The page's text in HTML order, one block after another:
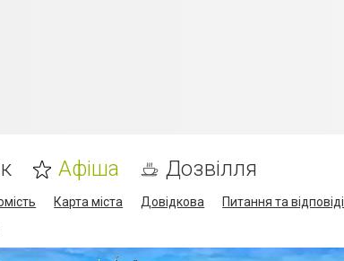
Афіша Дозвілля
Карта міста Довідкова Питання та відповіді